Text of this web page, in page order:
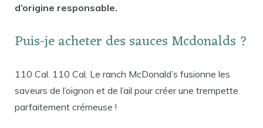
d’origine responsable.
Puis-je acheter des sauces Mcdonalds ?
110 Cal. 110 Cal. Le ranch McDonald’s fusionne les
saveurs de l’oignon et de l’ail pour créer une trempette
parfaitement crémeuse !